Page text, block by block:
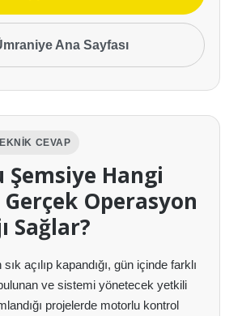
Ana Sayfası
CEVAP
Hangi
Operasyon
Sağlar?
sık açılıp kapandığı, gün içinde farklı
ve sistemi yönetecek yetkili
projelerde motorlu kontrol